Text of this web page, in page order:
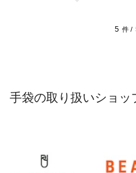
5 件 /
手袋の取り扱いショッ